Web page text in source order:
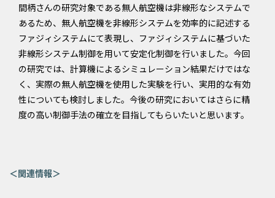
間柄さんの研究対象である無人航空機は非線形なシステムで
あるため、無人航空機を非線形システムを効率的に記述する
ファジィシステムにて表現し、ファジィシステムに基づいた
非線形システム制御を用いて安定化制御を行いました。今回
の研究では、計算機によるシミュレーション結果だけではな
く、実際の無人航空機を使用した実験を行い、実用的な有効
性についても検討しました。今後の研究においてはさらに精
度の高い制御手法の確立を目指してもらいたいと思います。
＜関連情報＞